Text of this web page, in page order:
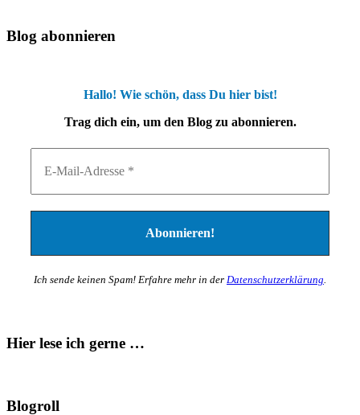
Blog abonnieren
Hallo! Wie schön, dass Du hier bist!
Trag dich ein, um den Blog zu abonnieren.
Ich sende keinen Spam! Erfahre mehr in der Datenschutzerklärung
Hier lese ich gerne …
Blogroll